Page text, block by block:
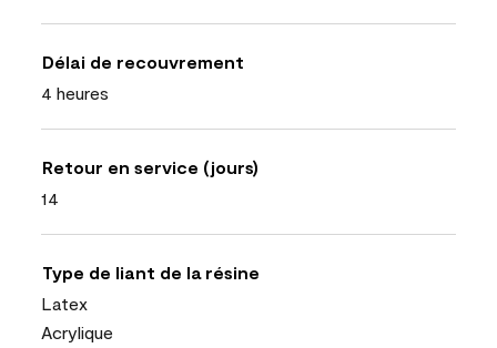
Délai de recouvrement
4 heures
Retour en service (jours)
14
Type de liant de la résine
Latex
Acrylique